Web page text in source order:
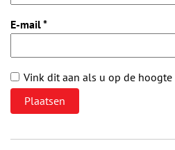
E-mail*
Vink dit aan als u op de